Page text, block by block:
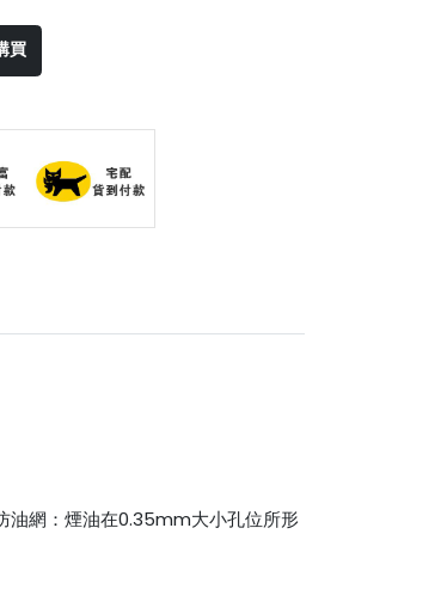
買
油網：煙油在0.35mm大小孔位所形